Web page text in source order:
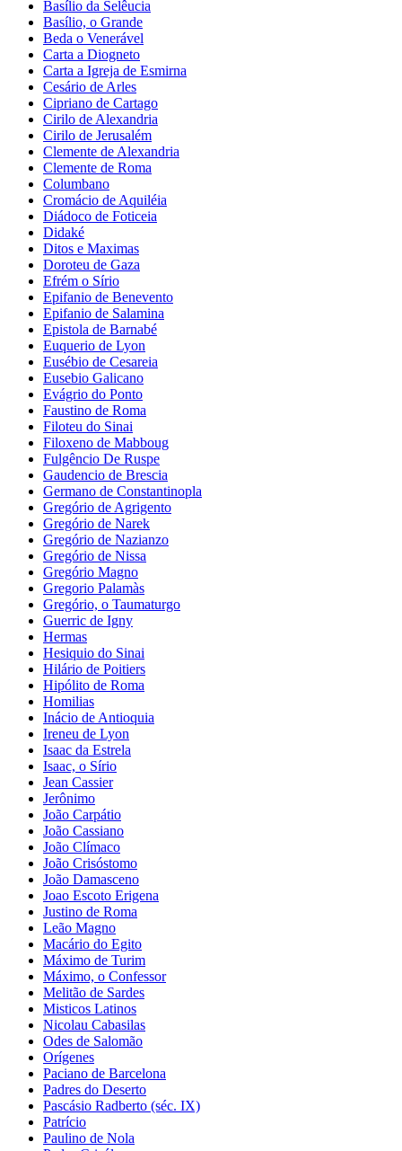
Basílio da Selêucia
Basílio, o Grande
Beda o Venerável
Carta a Diogneto
Carta a Igreja de Esmirna
Cesário de Arles
Cipriano de Cartago
Cirilo de Alexandria
Cirilo de Jerusalém
Clemente de Alexandria
Clemente de Roma
Columbano
Cromácio de Aquiléia
Diádoco de Foticeia
Didaké
Ditos e Maximas
Doroteu de Gaza
Efrém o Sírio
Epifanio de Benevento
Epifanio de Salamina
Epistola de Barnabé
Euquerio de Lyon
Eusébio de Cesareia
Eusebio Galicano
Evágrio do Ponto
Faustino de Roma
Filoteu do Sinai
Filoxeno de Mabboug
Fulgêncio De Ruspe
Gaudencio de Brescia
Germano de Constantinopla
Gregório de Agrigento
Gregório de Narek
Gregório de Nazianzo
Gregório de Nissa
Gregório Magno
Gregorio Palamàs
Gregório, o Taumaturgo
Guerric de Igny
Hermas
Hesiquio do Sinai
Hilário de Poitiers
Hipólito de Roma
Homilias
Inácio de Antioquia
Ireneu de Lyon
Isaac da Estrela
Isaac, o Sírio
Jean Cassier
Jerônimo
João Carpátio
João Cassiano
João Clímaco
João Crisóstomo
João Damasceno
Joao Escoto Erigena
Justino de Roma
Leão Magno
Macário do Egito
Máximo de Turim
Máximo, o Confessor
Melitão de Sardes
Misticos Latinos
Nicolau Cabasilas
Odes de Salomão
Orígenes
Paciano de Barcelona
Padres do Deserto
Pascásio Radberto (séc. IX)
Patrício
Paulino de Nola